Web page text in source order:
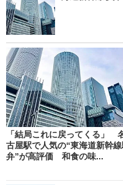
「結局これに戻ってくる」
古屋駅で人気の“東海道新幹線
弁”が高評価 和食の味...